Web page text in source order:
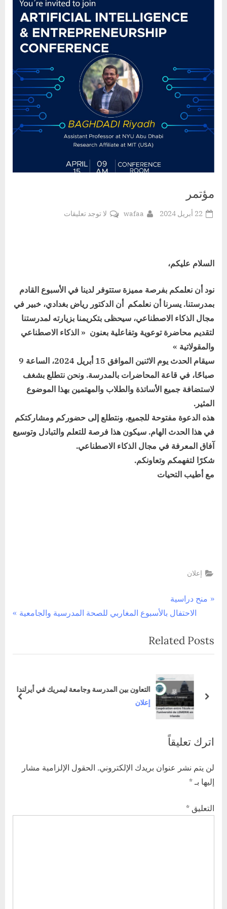
مؤتمر
Posted
22 أبريل 2024 By
wafaa لا توجد تعليقاتعلى
السلام عليكم،
نود أن نعلمكم بفرصة مميزة ستتوفر لدينا في الأسبوع القادم
بمدرستنا. يسرنا أن نعلمكم أن الدكتور رياض بغدادي، خبير في
مجال الذكاء الاصطناعي، سيحظى بتكريمنا بزيارته لمدرستنا
لتقديم محاضرة توعوية وتفاعلية بعنون « الذكاء الاصطناعي
والمقولاتية »
سيقام الحدث يوم الاثنين الموافق 15 أبريل 2024، الساعة 9
صباحًا، في قاعة المحاضرات بالمدرسة. ونحن نتطلع بشغف
لاستضافة جميع الأساتذة والطلاب والمهتمين بهذا الموضوع
المثير.
هذه الدعوة مفتوحة للجميع، ونتطلع إلى حضوركم ومشاركتكم
في هذا الحدث الهام. سيكون هذا فرصة للتعلم والتبادل وتوسيع
آفاق المعرفة في مجال الذكاء الاصطناعي.
شكرًا لتفهمكم وتعاونكم.
مع أطيب التحيات
إعلان
تصفّح
المقالات
P
v
i
s
:
منح دراسية
N
x
t
o
s
t
الاحتفال بالأسبوع المغاربي للصحة المدرسية والجامعية
Related Posts
التعاون بين المدرسة وجامعة ليمريك في أيرلندا
إعلان prev next
اترك تعليقاً
لن يتم نشر عنوان بريدك الإلكتروني. الحقول الإلزامية مشار
إليها بـ *
التعليق *